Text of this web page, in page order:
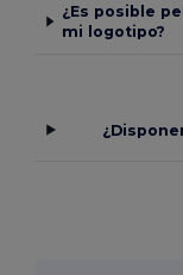
¿Es posible
mi logotipo?